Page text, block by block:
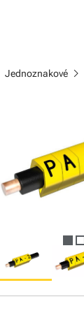
Jednoznakové chevron_right